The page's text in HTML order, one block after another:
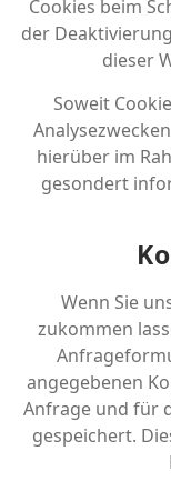
Cookies beim
der
dieser
Soweit
hierüber im
gesondert
Wenn Sie
zukommen
angegebenen
Anfrage und für
gespeichert.